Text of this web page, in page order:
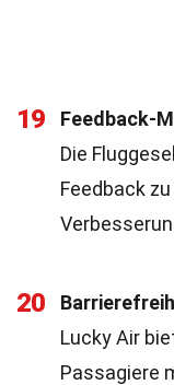
19
Feedback-
Die
Feedback
20
Lucky Air
Passagiere